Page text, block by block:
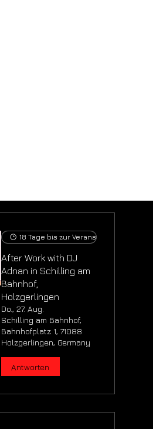
18 Tage bis zur Veranstaltung
After Work with DJ
Adnan in Schilling am
Bahnhof,
Holzgerlingen
Do., 27. Aug.
Schilling am Bahnhof,
Bahnhofplatz 1, 71088
Holzgerlingen, Germany
Antworten